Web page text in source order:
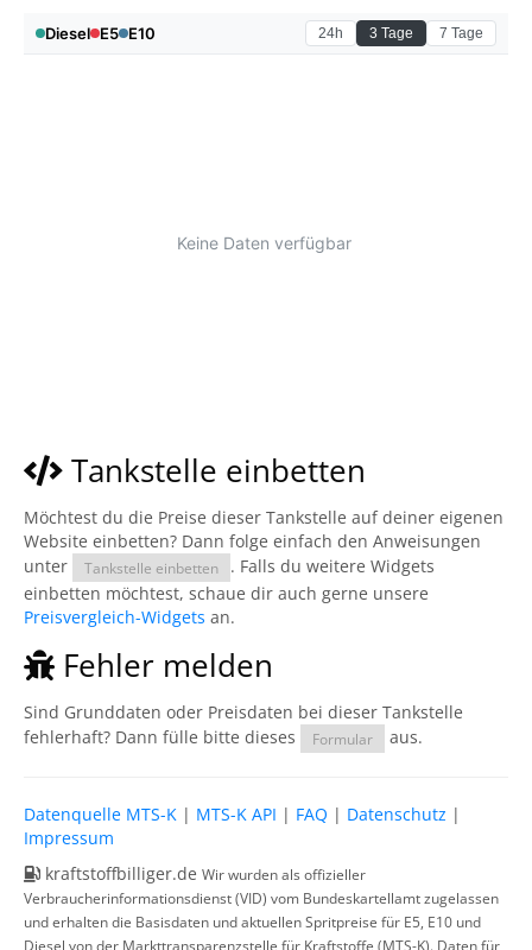
Tankstelle einbetten
Möchtest du die Preise dieser Tankstelle auf deiner eigenen
Website einbetten? Dann folge einfach den Anweisungen
unter
Tankstelle einbetten
. Falls du weitere Widgets
einbetten möchtest, schaue dir auch gerne unsere
Preisvergleich-Widgets an.
Fehler melden
Sind Grunddaten oder Preisdaten bei dieser Tankstelle
fehlerhaft? Dann fülle bitte dieses
Formular aus.
Datenquelle MTS-K | MTS-K API | FAQ | Datenschutz |
Impressum
kraftstoffbilliger.de Wir wurden als offizieller
Verbraucherinformationsdienst (VID) vom Bundeskartellamt zugelassen
und erhalten die Basisdaten und aktuellen Spritpreise für E5, E10 und
Diesel von der Markttransparenzstelle für Kraftstoffe (MTS-K). Daten für